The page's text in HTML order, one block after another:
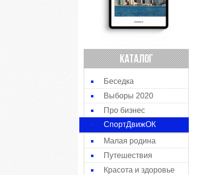
КАТАЛОГ
Беседка
Выборы 2020
Про бизнес
СпортДвижОК
Малая родина
Путешествия
Красота и здоровье